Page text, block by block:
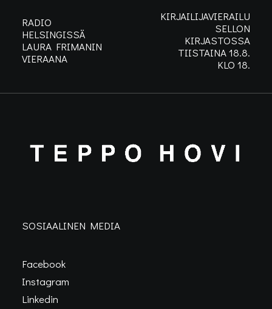
RADIO
HELSINGISSÄ
LAURA FRIMANIN
VIERAANA
KIRJAILIJAVIERAILU
SELLON
KIRJASTOSSA
TIISTAINA 18.8.
KLO 18.
SOSIAALINEN MEDIA
Facebook
Instagram
Linkedin